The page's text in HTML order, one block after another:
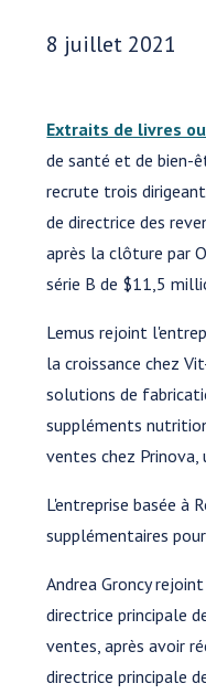
Date publiée:
8 juillet 2021
Extraits de livres
de santé et de bien-
recrute trois
de directrice des
après la clôture par
série B de $11,5
Lemus rejoint
la croissance chez
solutions de
suppléments
ventes chez Prinova,
L'entreprise basée à
supplémentaires
Andrea Groncy
directrice principale
ventes, après avoir
directrice principale